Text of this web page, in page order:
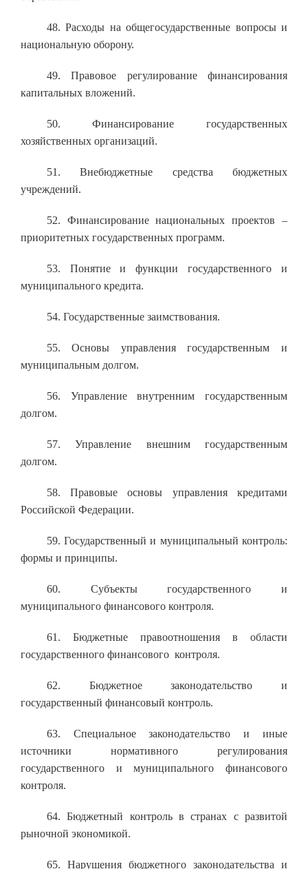
48. Расходы на общегосударственные вопросы и
национальную оборону.
49. Правовое регулирование финансирования
капитальных вложений.
50. Финансирование государственных
хозяйственных организаций.
51. Внебюджетные средства бюджетных
учреждений.
52. Финансирование национальных проектов –
приоритетных государственных программ.
53. Понятие и функции государственного и
муниципального кредита.
54. Государственные заимствования.
55. Основы управления государственным и
муниципальным долгом.
56. Управление внутренним государственным
долгом.
57. Управление внешним государственным
долгом.
58. Правовые основы управления кредитами
Российской Федерации.
59. Государственный и муниципальный контроль:
формы и принципы.
60. Субъекты государственного и
муниципального финансового контроля.
61. Бюджетные правоотношения в области
государственного финансового контроля.
62. Бюджетное законодательство и
государственный финансовый контроль.
63. Специальное законодательство и иные
источники нормативного регулирования
государственного и муниципального финансового
контроля.
64. Бюджетный контроль в странах с развитой
рыночной экономикой.
65. Нарушения бюджетного законодательства и